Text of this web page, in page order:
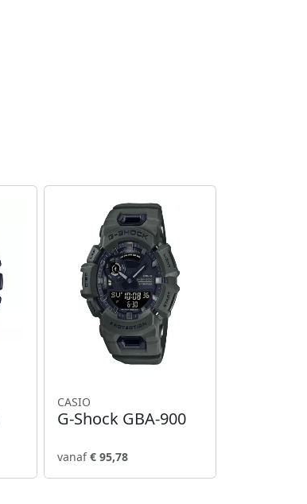
CASIO
G-Shock GBA-900
vanaf€ 95,78